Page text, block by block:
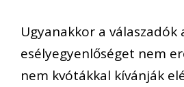
Ugyanakkor a válaszadók
esélyegyenlőséget nem
nem kvótákkal kívánják